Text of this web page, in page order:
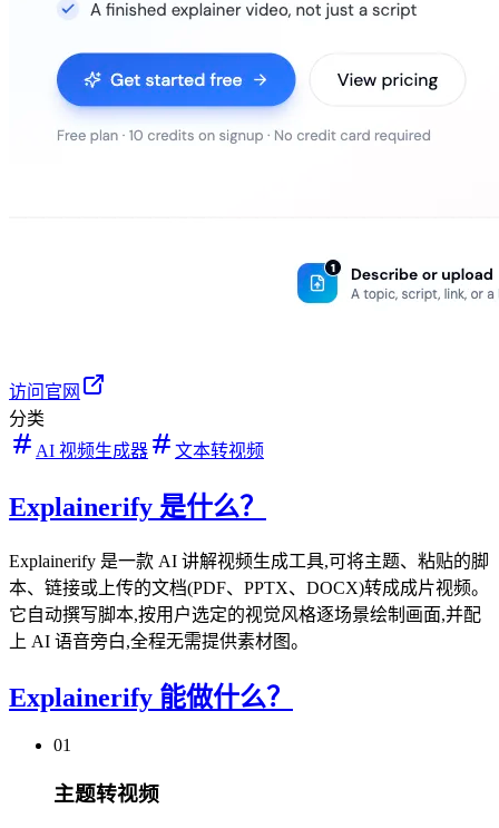
访问官网
分类
AI 视频生成器
文本转视频
Explainerify 是什么？
Explainerify 是一款 AI 讲解视频生成工具,可将主题、粘贴的脚
本、链接或上传的文档(PDF、PPTX、DOCX)转成成片视频。
它自动撰写脚本,按用户选定的视觉风格逐场景绘制画面,并配
上 AI 语音旁白,全程无需提供素材图。
Explainerify 能做什么？
01
主题转视频